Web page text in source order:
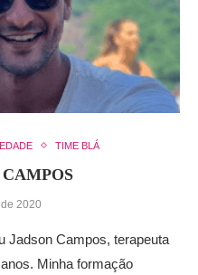
TIME BLÁ
2020
Jadson Campos, terapeuta
Minha formação